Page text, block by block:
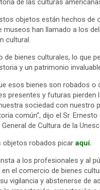
de las culturas
objetos están hechos de
museos han llamado a los
cultural.
de bienes culturales, lo que
y un patrimonio
esos bienes son robados o
presentes y futuras pierden
sociedad con nuestro
común”, dijo el Sr. Ernesto
de Cultura de la
objetos robados picar aquí.
a los profesionales y al
el comercio de bienes
vigilancia y abstenerse de